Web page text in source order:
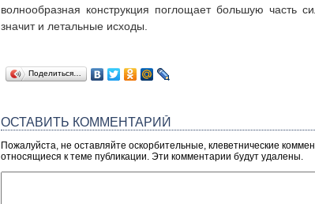
волнообразная конструкция поглощает большую
значит и летальные исходы.
Поделиться…
ОСТАВИТЬ КОММЕНТАРИЙ
Пожалуйста, не оставляйте оскорбительные, клеветнические
относящиеся к теме публикации. Эти комментарии будут удалены.